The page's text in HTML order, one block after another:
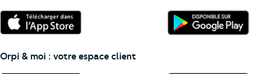
Orpi & moi : votre espace client